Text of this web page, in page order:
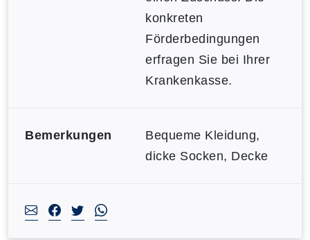
konkreten
Förderbedingungen
erfragen Sie bei Ihrer
Krankenkasse.
Bemerkungen
Bequeme Kleidung,
dicke Socken, Decke